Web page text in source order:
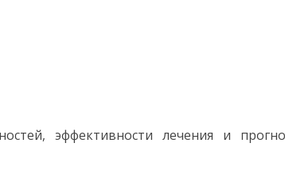
эффективности лечения и